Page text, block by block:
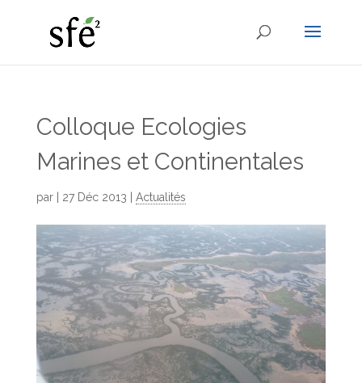
Colloque Ecologies
Marines et Continentales
par 27 Déc 2013 Actualités